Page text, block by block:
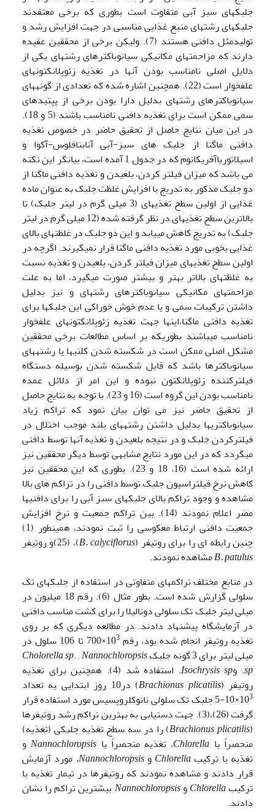
جلبکهای سبز آبی متفاوت است بطوری که برخی معتقدند
جلبکهای رشته­ای منبع غذایی مناسبی در جهت افزایش رشد و
تولیدمثل دافنی هستند (7). ولیکن برخی از محققین عقیده
دارند که مزاحمتهای مکانیکی سیانوباکترهای رشته­ای یکی از
دلایل اصلی نامناسب بودن آنها در تغذیه زئوپلانکتونهای
علفخوار است (22). همچنین اشاره شده که تعدادی از گونه­های
سیانوباکترهای رشته­ای بدلیل دارا بودن برخی از پپتیدهای
سمی ممکن است برای تغذیه دافنی نامناسب باشند (5 و 18).
در این میان نتایج حاصل از تحقیق حاضر در خصوص تغذیه
دافنی ماگنا از جلبک های سبز-آبی آنابنافلوس-آکوا و
اسیلاتوریاآفریکانوم که در جدول 1 آمده است، بیانگر این نکته
می باشد که میزان فیلتر کردن، بلعیدن و تغذیه دافنی ماگنا از
دو جلبک مذکور به تدریج با افزایش غلظت جلبک به عنوان ماده
غذایی از اولین سطح تغذیه­ای (3 میلی گرم در لیتر جلبک) تا
بالاترین سطح تغذیه­ای در نظر گرفته شده (12 میلی گرم در لیتر
جلبک) به تدریج کاهش می­یابد و این دو جلبک در غلظت­های بالای
غذایی بخوبی مورد تغذیه دافنی ماگنا قرار نمی­گیرند. اگرچه در
اولین سطح تغذیه­ای میزان فیلتر کردن، بلعیدن و تغذیه نسبت
به غلظتهای بالاتر بهتر و بیشتر صورت می­گیرد، اما به علت
مزاحمتهای مکانیکی سیانوباکترهای رشته­ای و نیز بدلیل
داشتن ترکیبات سمی و یا عدم خوش خوراکی این جلبکها برای
تغذیه دافنی ماگنا،اینها جهت تغذیه زئوپلانکتونهای علفخوار
نامناسب می­باشند بطوریکه بر اساس مطالعات برخی محققین
مشکل اصلی ممکن است در شکسته شدن کلنیها یا رشته­های
سیانوباکترها باشد که قابل شکسته شدن بوسیله دستگاه
فیلترکننده زئوپلانکتون نبوده و این امر از دلائل عمده
نامناسب بودن این گروه است (16 و 23). با توجه به نتایج حاصل
از تحقیق حاضر نیز می توان بیان نمود که تراکم زیاد
سیانوباکتریها بدلیل داشتن رشته­های بلند موجب اختلال در
فیلترکردن جلبک و در نتیجه بلعیدن و تغذیه آنها توسط دافنی
می­گردد که در این مورد نتایج مشابهی توسط دیگر محققین نیز
ارائه شده است (16، 18 و 23). بطوری که این محققین نیز
کاهش نرخ فیلتراسیون جلبک توسط دافنی را در تراکم های بالا
مشاهده و وجود تراکم بالای جلبکهای سبز آبی را برای دافنی­ها
مضر اعلام نمودند (14). بین تراکم جمعیت و نرخ افزایش
جمعیت دافنی ارتباط معکوسی را ثبت نمودند، همینطور (1)
چنین رابطه ای را برای روتیفر (B. calyciflorus)، (25)و روتیفر
B. patulusمشاهده نمودند.
در منابع مختلف تراکم­های متفاوتی در استفاده از جلبکهای تک
سلولی گزارش شده است. بطور مثال (6). رقم 18 میلیون در
میلی لیتر جلبک تک سلولی دونالیلا را برای کشت مناسب دافنی
در آزمایشگاه پیشنهاد دادند. در مطالعه دیگری که بر روی
تغذیه روتیفر انجام شده بود، رقم 103
×700 تا 106 سلول در
میلی لیتر برای 3 گونه جلبک
Cholorellasp. ,Nannochloropsis
sp. و Isochrysis sp
. استفاده شد (4). همچنین برای تغذیه
روتیفر (Brachionus plicatilis
) در10 روز ابتدایی به تعداد
103
×10-5 جلبک تک سلولی نانوکلروپسیس مورد استفاده قرار
گرفت (26)،(3). جهت دستیابی به بهترین تراکم رشد روتیفرها
(
Brachionusplicatilis
) را در سه سطح تغذیه جلبکی (تغذیه)
منحصراً با Chlorella، تغذیه منحصراً با Nannochloropsisو
تغذیه با ترکیبChlorella و Nannochloropsis، مورد آزمایش
قرار دادند و مشاهده نمودند که روتیفرها در تیمار تغذیه با
ترکیبChlorellaوNannochloropsisبیشترین تراکم را نشان
دادند.